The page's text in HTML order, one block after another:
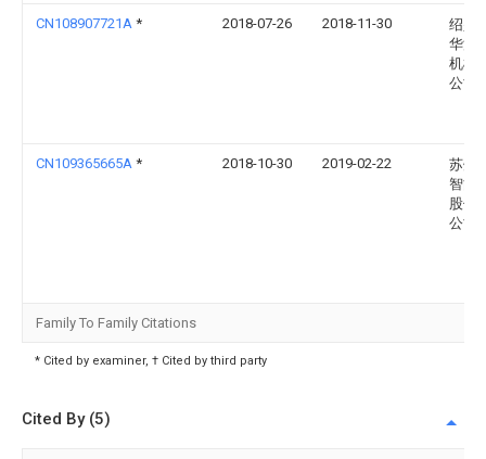
CN108907721A * 2018-07-26 2018-11-30
绍兴
华源
机械
公司
CN109365665A * 2018-10-30 2019-02-22
苏州
智能
股份
公司
Family To Family Citations
* Cited by examiner, † Cited by third party
Cited By (5)